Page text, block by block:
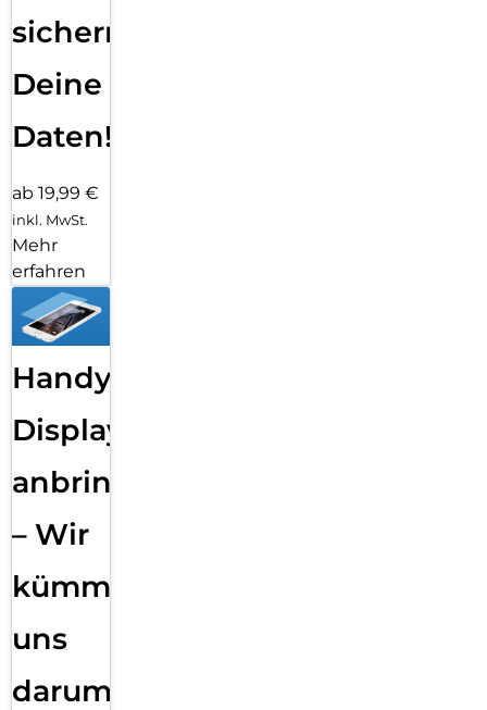
sichern
Deine
Daten!
ab 19,99 €
inkl. MwSt.
Mehr
erfahren
Handy
Displayfolie
anbringen
– Wir
kümmern
uns
darum!